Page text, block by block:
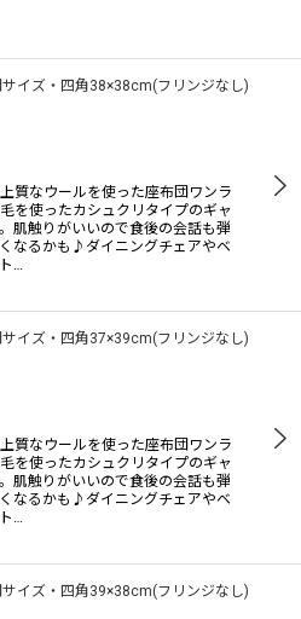
イズ・四角38×38cm(フリンジなし)
質なウールを使った座布団ワンラ
を使ったカシュクリタイプのギャ
肌触りがいいので食後の会話も弾
なるかも♪ダイニングチェアやベ
…
イズ・四角37×39cm(フリンジなし)
質なウールを使った座布団ワンラ
を使ったカシュクリタイプのギャ
肌触りがいいので食後の会話も弾
なるかも♪ダイニングチェアやベ
…
イズ・四角39×38cm(フリンジなし)